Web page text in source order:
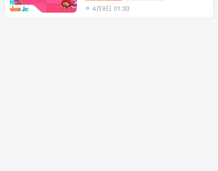
4月9日 01:33